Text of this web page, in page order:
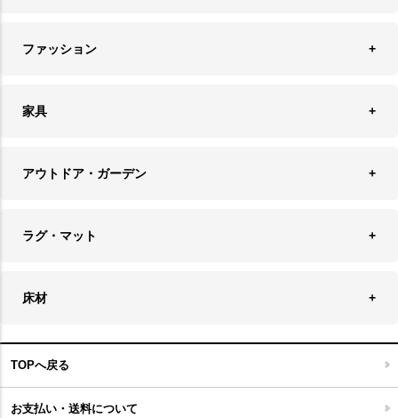
バス・トイレ用品
その他雑貨
フォトフレーム
プランターカバー
キャンドル
お盆・トレー
ファッション
家具
収納家具
ベッド・寝具
キッズインテリア
アウトドア・ガーデン
アウトドア雑貨
ラグ・マット
キッチンマット
床材
フローリングカーペット
フロアタイル
TOPへ戻る
お支払い・送料について